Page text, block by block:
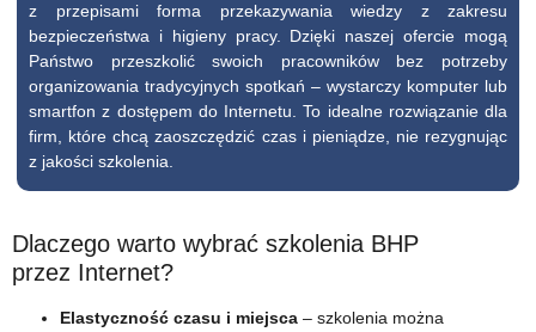
z przepisami forma przekazywania wiedzy z zakresu
bezpieczeństwa i higieny pracy. Dzięki naszej ofercie mogą
Państwo przeszkolić swoich pracowników bez potrzeby
organizowania tradycyjnych spotkań – wystarczy komputer lub
smartfon z dostępem do Internetu. To idealne rozwiązanie dla
firm, które chcą zaoszczędzić czas i pieniądze, nie rezygnując
z jakości szkolenia.
Dlaczego warto wybrać szkolenia BHP
przez Internet?
Elastyczność czasu i miejsca – szkolenia można